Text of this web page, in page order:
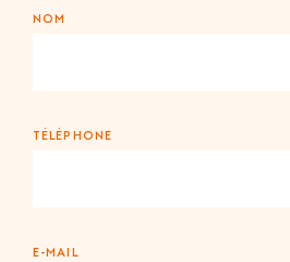
NOM
TÉLÉPHONE
E-MAIL